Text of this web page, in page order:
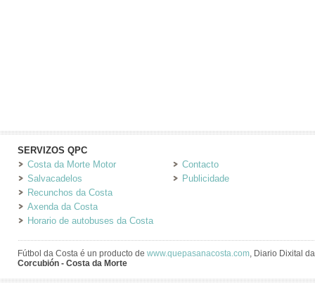
SERVIZOS QPC
Costa da Morte Motor
Salvacadelos
Recunchos da Costa
Axenda da Costa
Horario de autobuses da Costa
Contacto
Publicidade
Fútbol da Costa é un producto de www.quepasanacosta.com, Diario Dixital
Corcubión - Costa da Morte